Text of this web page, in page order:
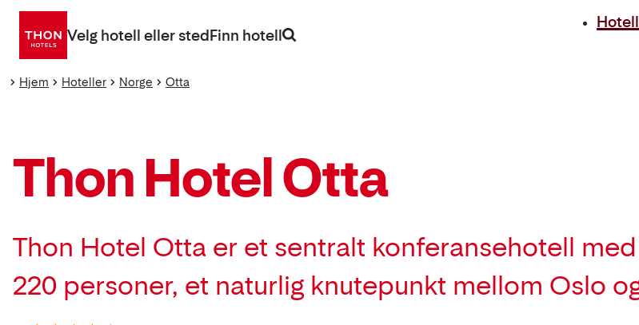
Gå
direkte
Velg hotell eller stedFinn hotell
Hjem Hoteller Norge Otta
Thon Hotel Otta
Thon Hotel Otta er et sentralt konferansehotell
220 personer, et naturlig knutepunkt mellom Oslo